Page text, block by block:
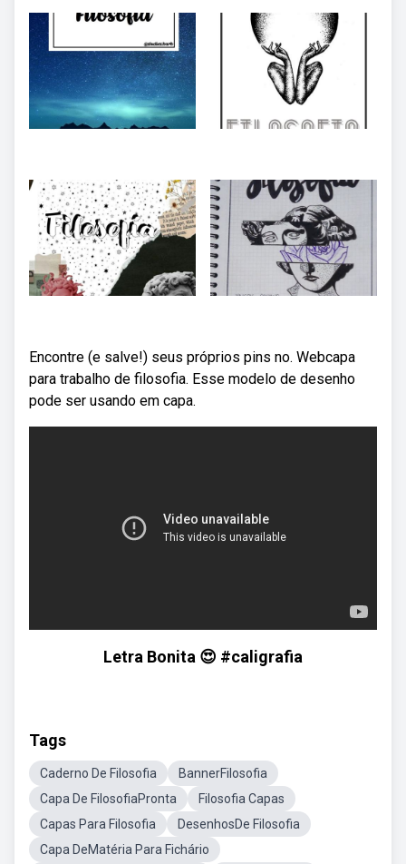
Encontre (e salve!) seus próprios pins no. Webcapa
para trabalho de filosofia. Esse modelo de desenho
pode ser usando em capa.
Letra Bonita 😍 #caligrafia
Tags
Caderno De Filosofia
BannerFilosofia
Capa De FilosofiaPronta
Filosofia Capas
Capas Para Filosofia
DesenhosDe Filosofia
Capa DeMatéria Para Fichário